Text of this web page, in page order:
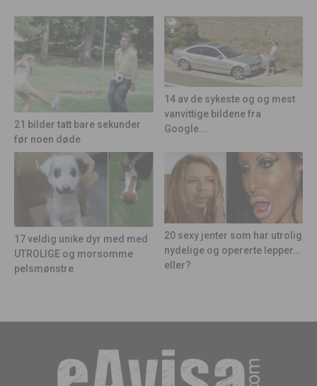
21 bilder tatt bare sekunder
før noen døde
14 av de sykeste og og mest
vanvittige bildene fra
Google...
17 veldig unike dyr med med
UTROLIGE og morsomme
pelsmønstre
20 sexy jenter som har utrolig
nydelige og opererte lepper…
eller?